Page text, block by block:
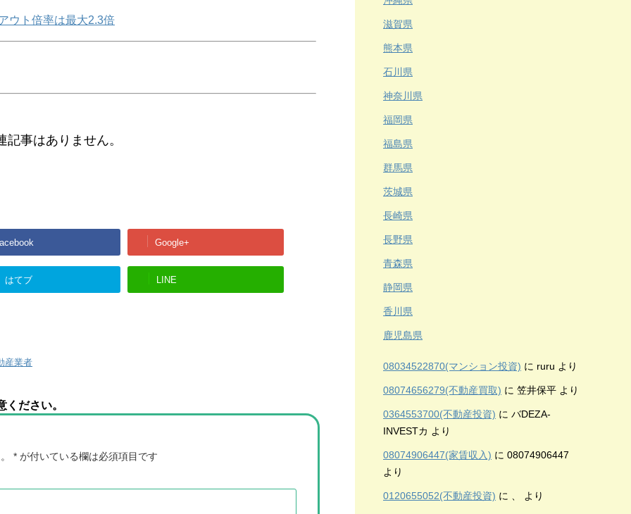
ウト倍率は最大2.3倍
記事はありません。
Google+
はてブ LINE
産業者
ださい。
* が付いている欄は必須項目です
滋賀県
熊本県
石川県
神奈川県
福岡県
福島県
群馬県
茨城県
長崎県
長野県
青森県
静岡県
香川県
鹿児島県
08034522870(マンション投資) に ruru より
08074656279(不動産買取) に 笠井保平 より
0364553700(不動産投資) に バDEZA-
INVESTカ より
08074906447(家賃収入) に 08074906447
より
0120655052(不動産投資) に 、 より